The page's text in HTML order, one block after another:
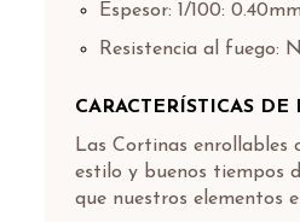
Espesor: 1/100:
Resistencia al fuego:
CARACTERÍSTICAS
Las Cortinas enrollables
estilo y buenos tiempos
que nuestros elementos